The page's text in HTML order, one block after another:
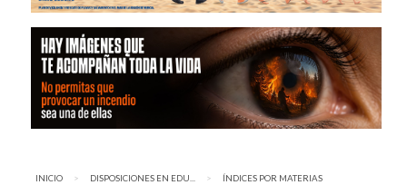
INICIO DISPOSICIONES EN EDU... AQUÍ:
ÍNDICES POR MATERIAS